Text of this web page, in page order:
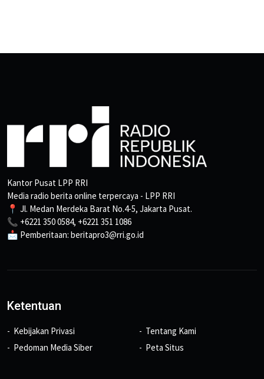
Kantor Pusat LPP RRI
Media radio berita online terpercaya - LPP RRI
📍 Jl. Medan Merdeka Barat No.4-5, Jakarta Pusat.
📞 +6221 350 0584, +6221 351 1086
📩 Pemberitaan: beritapro3@rri.go.id
Ketentuan
Kebijakan Privasi
Pedoman Media Siber
Tentang Kami
Peta Situs